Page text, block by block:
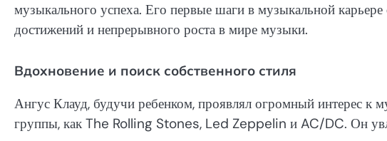
музыкального успеха. Его первые шаги в музыкальной
достижений и непрерывного роста в мире музыки.
Вдохновение и поиск собственного стиля
Ангус Клауд, будучи ребенком, проявлял огромный интерес к
группы, как The Rolling Stones, Led Zeppelin и AC/DC. Он